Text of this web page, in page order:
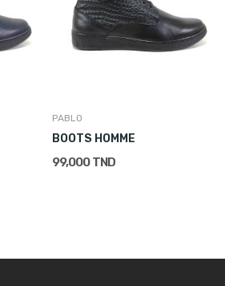
PABLO
BOOTS HOMME
99,000 TND